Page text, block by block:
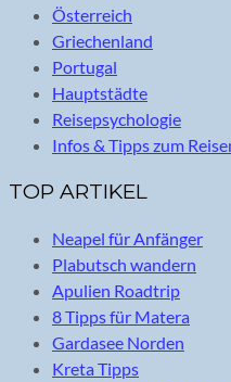
Österreich
Griechenland
Portugal
Hauptstädte
Reisepsychologie
Infos & Tipps zum
TOP ARTIKEL
Neapel für Anfänger
Plabutsch wandern
Apulien Roadtrip
8 Tipps für Matera
Gardasee Norden
Kreta Tipps